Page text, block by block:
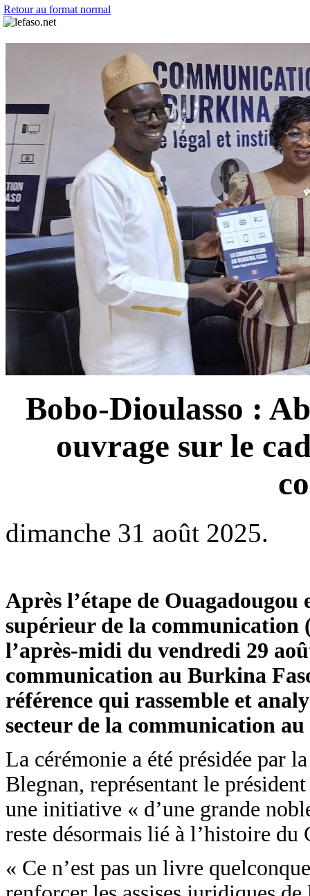
Retour au format normal
Bobo-Dioulasso :
ouvrage sur le
dimanche 31 août 2025.
Après l’étape de
supérieur de la communication
l’après-midi du vendredi 29
communication au Burkina
référence qui rassemble et
secteur de la communication
La cérémonie a été présidée par
Blegnan, représentant le
une initiative « d’une grande
reste désormais lié à l’histoire du
« Ce n’est pas un livre